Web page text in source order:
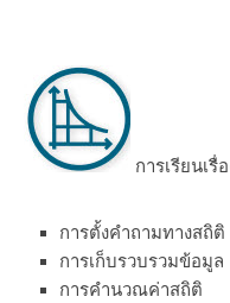
การเรียนเ
การตั้งคำถามทางสถิติ
การเก็บรวบรวมข้อมูล
การคำนวณค่าสถิติ